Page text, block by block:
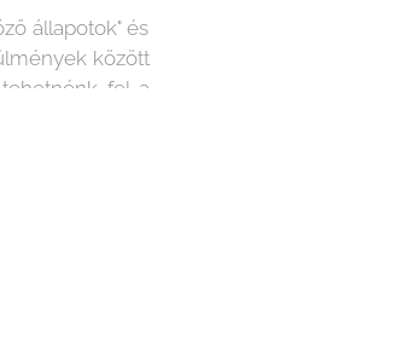
állapotok" és
között
fel a